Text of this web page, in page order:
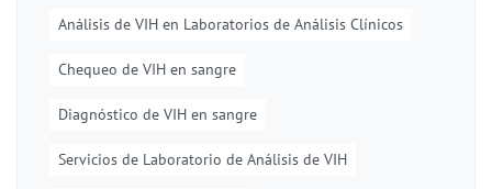
Análisis de VIH en Laboratorios de Análisis Clínicos
Chequeo de VIH en sangre
Diagnóstico de VIH en sangre
Servicios de Laboratorio de Análisis de VIH